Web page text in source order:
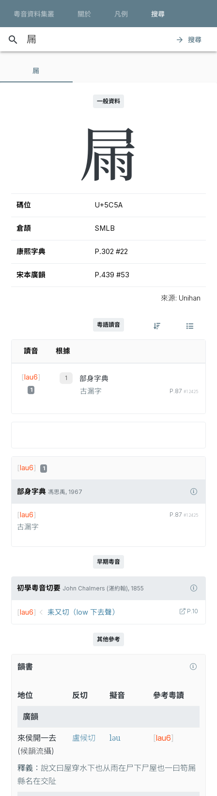
粵音資料集叢 關於 凡例 搜尋
search arrow_forward 搜尋
屚
一般資料
屚
碼位 U+5C5A
倉頡 SMLB
康熙字典 P.302 #22
宋本廣韻 P.439 #53
來源: Unihan
粵語讀音
讀音 根據
[lau6]
1
部身字典
古漏字
P.87 #12425
[lau6] 1
部身字典 馮思禹, 1967
P.87 #12425
[lau6]
古漏字
早期粵音
初學粵音切要 John Chalmers (湛約翰), 1855
P.10
[lau6] 耒又切（low 下去聲）
其他參考
韻書
地位 反切 擬音 參考粵讀
廣韻
來侯開一去
(候韻流攝)
盧候切 ləu [lau6]
釋義： 說文曰屋穿水下也从雨在尸下尸屋也一曰笱屚
縣名在交阯